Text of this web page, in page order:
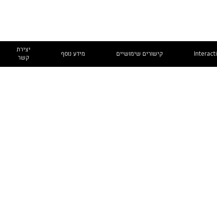
קישורים שימושיים מידע נוסף
יצירת
קשר